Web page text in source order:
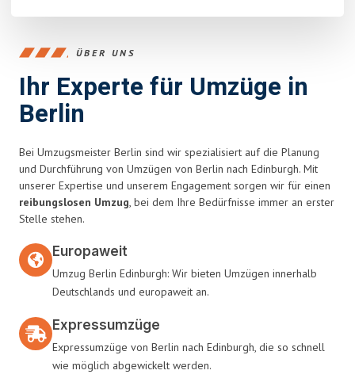
ÜBER UNS
Ihr Experte für Umzüge in
Berlin
Bei Umzugsmeister Berlin sind wir spezialisiert auf die Planung
und Durchführung von Umzügen von Berlin nach Edinburgh. Mit
unserer Expertise und unserem Engagement sorgen wir für einen
reibungslosen Umzug, bei dem Ihre Bedürfnisse immer an erster
Stelle stehen.
Europaweit
Umzug Berlin Edinburgh: Wir bieten Umzügen innerhalb
Deutschlands und europaweit an.
Expressumzüge
Expressumzüge von Berlin nach Edinburgh, die so schnell
wie möglich abgewickelt werden.